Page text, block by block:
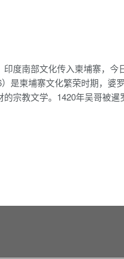
度南部文化传入柬埔寨，
是柬埔寨文化繁荣时期，婆
宗教文学。1420年吴哥被